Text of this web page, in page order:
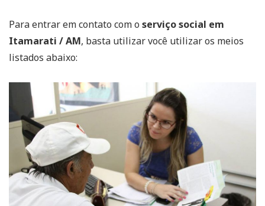
Para entrar em contato com o serviço social em
Itamarati / AM, basta utilizar você utilizar os meios
listados abaixo: